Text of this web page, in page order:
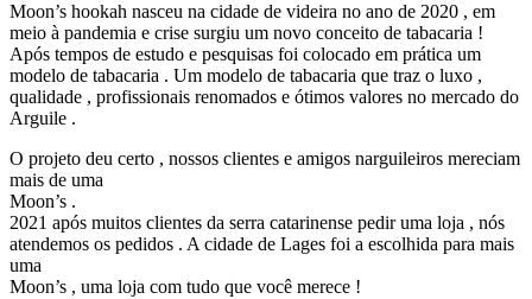
Moon’s hookah nasceu na cidade de videira no ano de 2020 , em
meio à pandemia e crise surgiu um novo conceito de tabacaria !
Após tempos de estudo e pesquisas foi colocado em prática um
modelo de tabacaria . Um modelo de tabacaria que traz o luxo ,
qualidade , profissionais renomados e ótimos valores no mercado do
Arguile .
O projeto deu certo , nossos clientes e amigos narguileiros mereciam
mais de uma
Moon’s .
2021 após muitos clientes da serra catarinense pedir uma loja , nós
atendemos os pedidos . A cidade de Lages foi a escolhida para mais
uma
Moon’s , uma loja com tudo que você merece !